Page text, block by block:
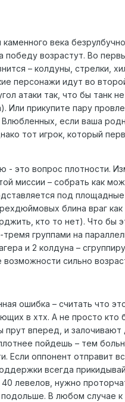
века
возрастут. Во
– колдуны, стрелки,
персонажи идут во
атаки так, что бы танк
прикупите пару
если ваша
тот игрок, который
- это вопрос плотности.
миссии – собрать как
под
блина враг
кто то нет). Что бы
группами на
и 2 колдуна –
сильно
ошибка – считать что
в хтх. А не просто
вперед, и
пойдешь – тем
Если оппонент отправит
всегда
левелов, нужно
В любом случае